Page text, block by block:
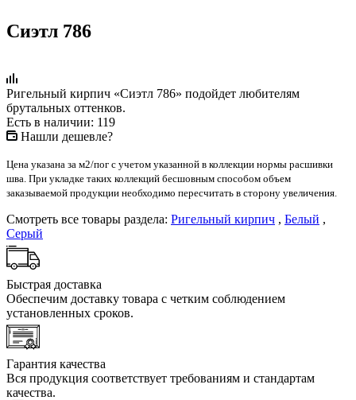
Сиэтл 786
Ригельный кирпич «Сиэтл 786» подойдет любителям
брутальных оттенков.
Есть в наличии: 119
Нашли дешевле?
Цена указана за м2/пог с учетом указанной в коллекции нормы расшивки
шва. При укладке таких коллекций бесшовным способом объем
заказываемой продукции необходимо пересчитать в сторону увеличения.
Смотреть все товары раздела: Ригельный кирпич , Белый ,
Серый
Быстрая доставка
Обеспечим доставку товара с четким соблюдением
установленных сроков.
Гарантия качества
Вся продукция соответствует требованиям и стандартам
качества.